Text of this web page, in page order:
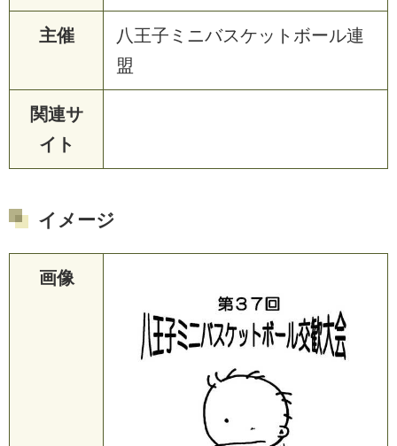
主催 八王子 ミ ニバスケッ ト ボール連
盟
関連サ
イト
イメージ
画像